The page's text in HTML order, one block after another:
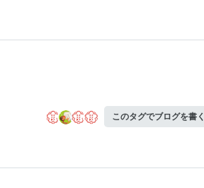
このタグでブログを書く